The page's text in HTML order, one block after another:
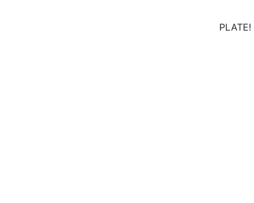
PLATE!